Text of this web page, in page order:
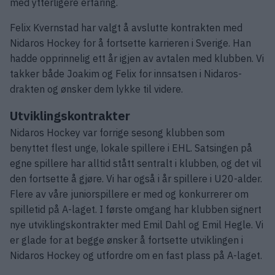
med ytterligere erfaring.
Felix Kvernstad har valgt å avslutte kontrakten med
Nidaros Hockey for å fortsette karrieren i Sverige. Han
hadde opprinnelig ett år igjen av avtalen med klubben. Vi
takker både Joakim og Felix for innsatsen i Nidaros-
drakten og ønsker dem lykke til videre.
Utviklingskontrakter
Nidaros Hockey var forrige sesong klubben som
benyttet flest unge, lokale spillere i EHL. Satsingen på
egne spillere har alltid stått sentralt i klubben, og det vil
den fortsette å gjøre. Vi har også i år spillere i U20-alder.
Flere av våre juniorspillere er med og konkurrerer om
spilletid på A-laget. I første omgang har klubben signert
nye utviklingskontrakter med Emil Dahl og Emil Hegle. Vi
er glade for at begge ønsker å fortsette utviklingen i
Nidaros Hockey og utfordre om en fast plass på A-laget.